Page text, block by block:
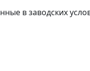
в заводских